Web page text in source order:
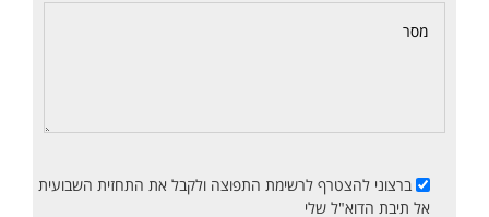
ברצוני להצטרף לרשימת התפוצה ולקבל את התחזית השבועית
אל תיבת הדוא"ל שלי